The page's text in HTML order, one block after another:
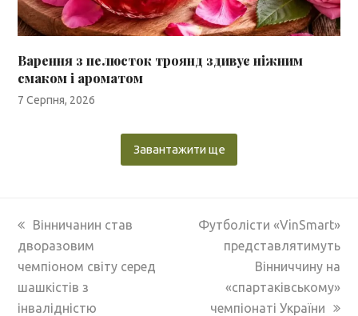
Варення з пелюсток троянд здивує ніжним
смаком і ароматом
7 Серпня, 2026
Завантажити ще
previous
post:
Вінничанин став
дворазовим
чемпіоном світу серед
шашкістів з
інвалідністю
next
post:
Футболісти «VinSmart»
представлятимуть
Вінниччину на
«спартаківському»
чемпіонаті України